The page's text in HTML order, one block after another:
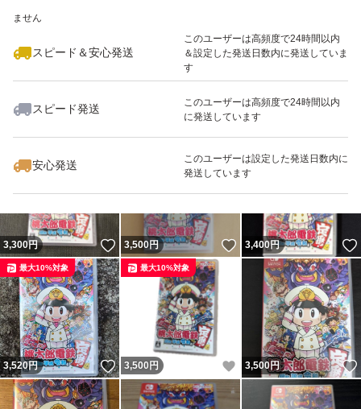
ません
スピード＆安心発送
このユーザーは高頻度で24時間以内
＆設定した発送日数内に発送していま
す
スピード発送
このユーザーは高頻度で24時間以内
に発送しています
安心発送
このユーザーは設定した発送日数内に
発送しています
いいね！
3,300
3,300円 いいね！
3,500円 いいね！
3,400円
3,520円 いいね！
最大10%対象
3,500 円 いいね！
最大10%対象
3,500円